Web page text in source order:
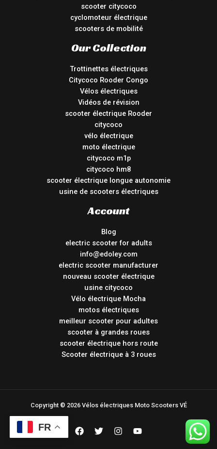
scooter citycoco
cyclomoteur électrique
scooters de mobilité
Our Collection
Trottinettes électriques
Citycoco Rooder Congo
Vélos électriques
Vidéos de révision
scooter électrique Rooder
citycoco
vélo électrique
moto électrique
citycoco m1p
citycoco hm8
scooter électrique longue autonomie
usine de scooters électriques
Account
Blog
electric scooter for adults
info@edoley.com
electric scooter manufacturer
nouveau scooter électrique
usine citycoco
Vélo électrique Mocha
motos électriques
meilleur scooter pour adultes
scooter à grandes roues
scooter électrique hors route
Scooter électrique à 3 roues
Copyright © 2026 Vélos électriques Moto Scooters VÉ
FR